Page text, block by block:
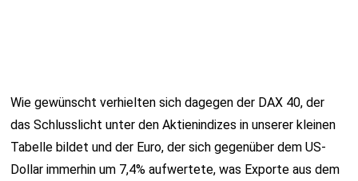
Wie gewünscht verhielten sich dagegen der DAX 40, der
das Schlusslicht unter den Aktienindizes in unserer kleinen
Tabelle bildet und der Euro, der sich gegenüber dem US-
Dollar immerhin um 7,4% aufwertete, was Exporte aus dem